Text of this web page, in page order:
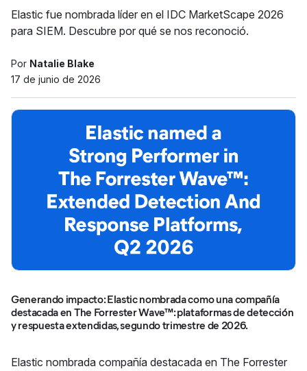
Elastic fue nombrada líder en el IDC MarketScape 2026
para SIEM. Descubre por qué se nos reconoció.
Por Natalie Blake
17 de junio de 2026
Generando impacto: Elastic nombrada como una compañía
destacada en The Forrester Wave™: plataformas de detección
y respuesta extendidas, segundo trimestre de 2026.
Elastic nombrada compañía destacada en The Forrester